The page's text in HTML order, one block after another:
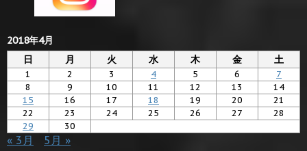
2018年4月
日
月 火 水 木 金 土
1 2 3 4 5 6
7
8
9 10 11 12 13
14
15
16 17 18 19 20
21
22
23 24 25 26 27
28
29
30
« 3月 5月 »